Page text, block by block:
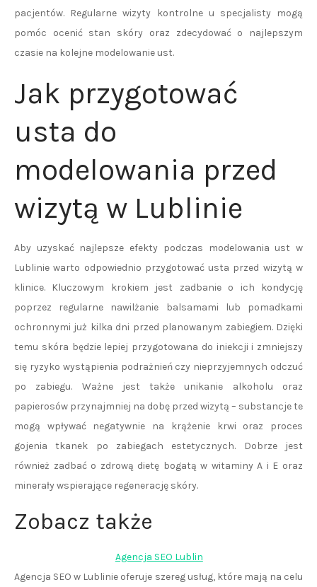
pacjentów. Regularne wizyty kontrolne u specjalisty mogą
pomóc ocenić stan skóry oraz zdecydować o najlepszym
czasie na kolejne modelowanie ust.
Jak przygotować
usta do
modelowania przed
wizytą w Lublinie
Aby uzyskać najlepsze efekty podczas modelowania ust w
Lublinie warto odpowiednio przygotować usta przed wizytą w
klinice. Kluczowym krokiem jest zadbanie o ich kondycję
poprzez regularne nawilżanie balsamami lub pomadkami
ochronnymi już kilka dni przed planowanym zabiegiem. Dzięki
temu skóra będzie lepiej przygotowana do iniekcji i zmniejszy
się ryzyko wystąpienia podrażnień czy nieprzyjemnych odczuć
po zabiegu. Ważne jest także unikanie alkoholu oraz
papierosów przynajmniej na dobę przed wizytą – substancje te
mogą wpływać negatywnie na krążenie krwi oraz proces
gojenia tkanek po zabiegach estetycznych. Dobrze jest
również zadbać o zdrową dietę bogatą w witaminy A i E oraz
minerały wspierające regenerację skóry.
Zobacz także
Agencja SEO Lublin
Agencja SEO w Lublinie oferuje szereg usług, które mają na celu